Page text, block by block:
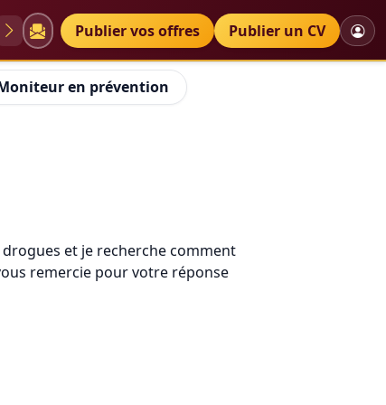
Diplômes Petites annonces
Publier vos offres Publier un CV
en prévention
et je recherche comment
remercie pour votre réponse